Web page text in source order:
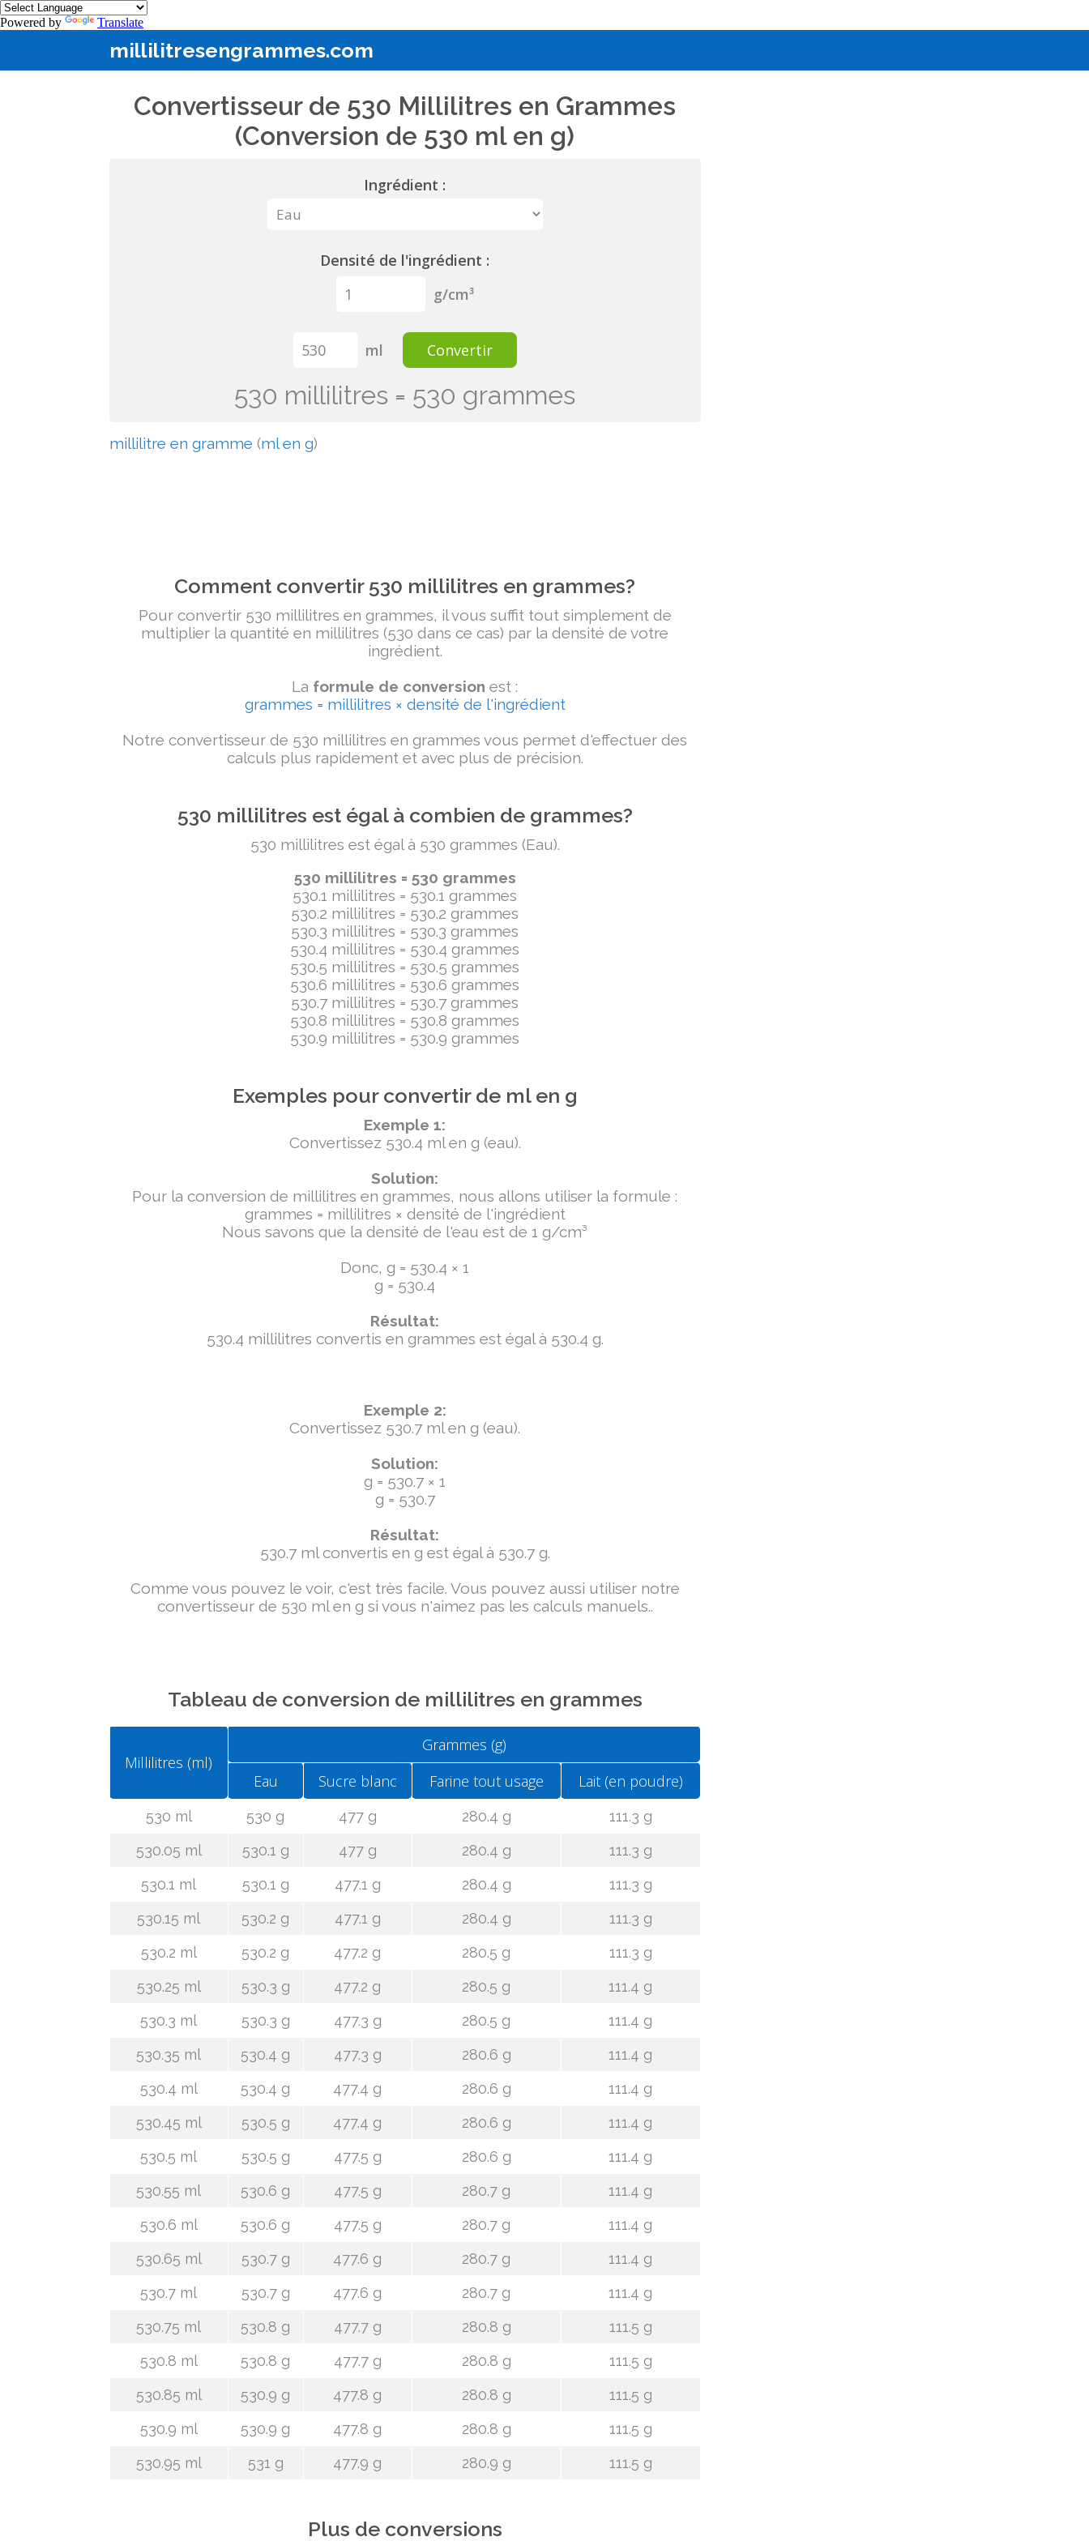
Powered by Translate
millilitresengrammes.com
Convertisseur de 530 Millilitres en Grammes
(Conversion de 530 ml en g)
Ingrédient :
Densité de l'ingrédient :
g/cm³
ml Convertir
530 millilitres = 530 grammes
millilitre en gramme (ml en g)
Comment convertir 530 millilitres en grammes?
Pour convertir 530 millilitres en grammes, il vous suffit tout simplement de
multiplier la quantité en millilitres (530 dans ce cas) par la densité de votre
ingrédient.
La formule de conversion est :
grammes = millilitres × densité de l'ingrédient
Notre convertisseur de 530 millilitres en grammes vous permet d'effectuer des
calculs plus rapidement et avec plus de précision.
530 millilitres est égal à combien de grammes?
530 millilitres est égal à 530 grammes (Eau).
530 millilitres = 530 grammes
530.1 millilitres = 530.1 grammes
530.2 millilitres = 530.2 grammes
530.3 millilitres = 530.3 grammes
530.4 millilitres = 530.4 grammes
530.5 millilitres = 530.5 grammes
530.6 millilitres = 530.6 grammes
530.7 millilitres = 530.7 grammes
530.8 millilitres = 530.8 grammes
530.9 millilitres = 530.9 grammes
Exemples pour convertir de ml en g
Exemple 1:
Convertissez 530.4 ml en g (eau).
Solution:
Pour la conversion de millilitres en grammes, nous allons utiliser la formule :
grammes = millilitres × densité de l'ingrédient
Nous savons que la densité de l'eau est de 1 g/cm³
Donc, g = 530.4 × 1
g = 530.4
Résultat:
530.4 millilitres convertis en grammes est égal à 530.4 g.
Exemple 2:
Convertissez 530.7 ml en g (eau).
Solution:
g = 530.7 × 1
g = 530.7
Résultat:
530.7 ml convertis en g est égal à 530.7 g.
Comme vous pouvez le voir, c'est très facile. Vous pouvez aussi utiliser notre
convertisseur de 530 ml en g si vous n'aimez pas les calculs manuels..
Tableau de conversion de millilitres en grammes
Millilitres (ml)
Grammes (g)
Eau
Sucre blanc Farine tout usage Lait (en poudre)
530 ml 530 g 477 g 280.4 g
111.3 g
530.05 ml
530.1 g 477 g 280.4 g
111.3 g
530.1 ml
530.1 g 477.1 g 280.4 g
111.3 g
530.15 ml
530.2 g 477.1 g 280.4 g
111.3 g
530.2 ml
530.2 g 477.2 g 280.5 g
111.3 g
530.25 ml
530.3 g 477.2 g 280.5 g
111.4 g
530.3 ml
530.3 g 477.3 g 280.5 g
111.4 g
530.35 ml
530.4 g 477.3 g 280.6 g
111.4 g
530.4 ml
530.4 g 477.4 g 280.6 g
111.4 g
530.45 ml
530.5 g 477.4 g 280.6 g
111.4 g
530.5 ml
530.5 g 477.5 g 280.6 g
111.4 g
530.55 ml
530.6 g 477.5 g 280.7 g
111.4 g
530.6 ml
530.6 g 477.5 g 280.7 g
111.4 g
530.65 ml
530.7 g 477.6 g 280.7 g
111.4 g
530.7 ml
530.7 g 477.6 g 280.7 g
111.4 g
530.75 ml
530.8 g 477.7 g 280.8 g
111.5 g
530.8 ml
530.8 g 477.7 g 280.8 g
111.5 g
530.85 ml
530.9 g 477.8 g 280.8 g
111.5 g
530.9 ml
530.9 g 477.8 g 280.8 g
111.5 g
530.95 ml
531 g 477.9 g 280.9 g 111.5 g
Plus de conversions